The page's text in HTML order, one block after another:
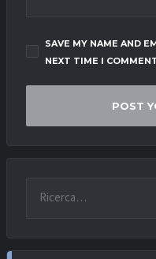
SAVE MY NAME AND
NEXT TIME I